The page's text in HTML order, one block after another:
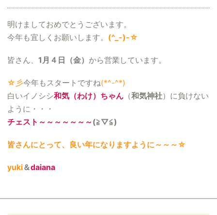
明けましておめでとうございます。
今年も宜しくお願いします。 (^_-)-☆
皆さん、 1月４日（金） から営業しています。
☆彡今年もスタートですね(*^-^*)
白いイノシシ和気（わけ）ちゃん （和気神社）に負けない
ように・・・
チェスト～～～～～～～(≧▽≦)
皆さんにとって、良い年になりますように～～～☆
yuki＆daiana